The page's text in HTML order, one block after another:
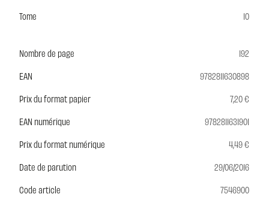
Tome
10
Nombre de page
192
EAN
9782811630898
Prix du format papier
7,20 €
EAN numérique
9782811631901
Prix du format numérique
4,49 €
Date de parution
29/06/2016
Code article
7546900